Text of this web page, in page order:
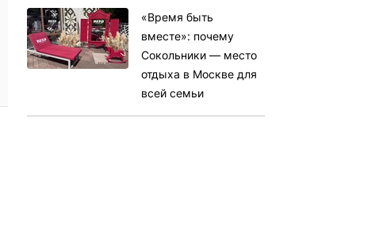
«Время быть
вместе»: почему
Сокольники — место
отдыха в Москве для
всей семьи